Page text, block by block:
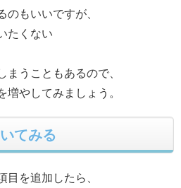
のもいいですが、
たくない
まうこともあるので、
増やしてみましょう。
てみる
目を追加したら、